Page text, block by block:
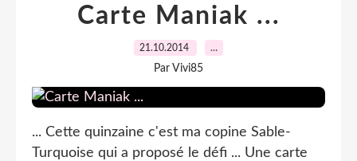
Carte Maniak ...
21.10.2014 …
Par Vivi85
... Cette quinzaine c'est ma copine Sable-
Turquoise qui a proposé le défi ... Une carte